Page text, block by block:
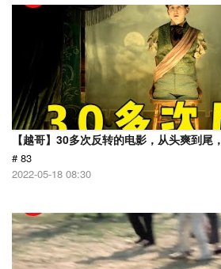
【越哥】30多次反转的电影，从头爽到尾
# 83
2022-05-18 08:30